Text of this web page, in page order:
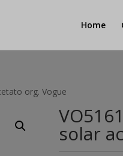
Home
org. Vogue
solar